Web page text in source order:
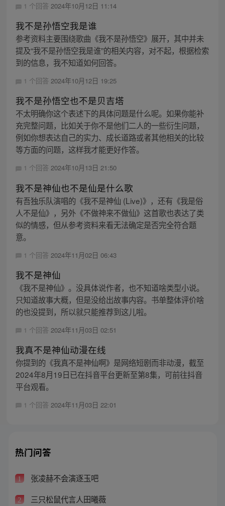
1 个回答 2024年10月12日 11:14
我不是孙悟空我是谁
参考资料主要围绕歌曲《我不是孙悟空》展开，其中并未
提及“我不是孙悟空我是谁”的相关内容，对不起，根据检索
到的信息，我不知道如何回答。
1 个回答 2024年10月12日 19:25
我不是孙悟空也不是贝吉塔
不太明确你这个表述下的具体问题是什么呢。如果你能补
充完整问题，比如关于你不是他们二人的一些衍生问题，
例如你想表达自己的实力、成长道路或者其他相关的比较
等方面的问题，这样我才能更好作答。
1 个回答 2024年10月13日 21:50
我不是神仙也不是仙是什么歌
有吾独乐队演唱的《我不是神仙 (Live)》，还有《我是俗
人不是仙》，另外《不做神来不做仙》这首歌也表达了类
似的情感，但从参考资料来看无法确定是否完全符合题
意。
1 个回答 2024年11月02日 06:43
我不是神仙
《我不是神仙》。没具体说作者，也不知道啥类型小说。
只知道故事大概，但是没给出故事内容。书单整体评价啥
的也没提到，所以就只能推荐到这儿啦。
1 个回答 2024年11月03日 02:51
我真不是神仙动漫在线
你提到的《我真不是神仙啊》是网络短剧而非动漫，截至
2024年8月19日已在抖音平台更新至第8集，可前往抖音
平台观看。
1 个回答 2024年11月03日 22:01
热门问答
1 张凌赫不会演逐玉吧
2 三只松鼠代言人田曦薇